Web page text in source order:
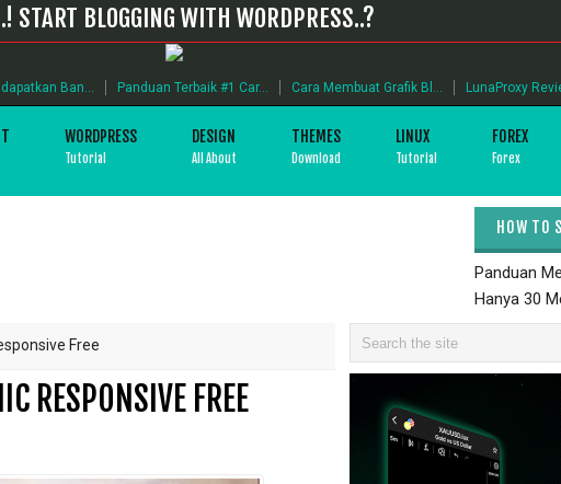
START BLOGGING WITH WORDPRESS..?
Ban... Panduan Terbaik #1 Car... Cara Membuat Grafik Bl... LunaProxy
WORDPRESS
Tutorial
DESIGN
All About
THEMES
Download
LINUX
Tutorial
FOREX
Forex
HOW TO
Panduan
Hanya 30
Free
RESPONSIVE FREE